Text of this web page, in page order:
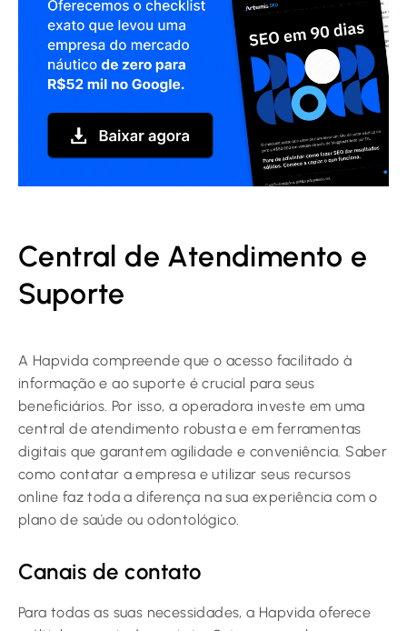
Central de Atendimento e
Suporte
A Hapvida compreende que o acesso facilitado à
informação e ao suporte é crucial para seus
beneficiários. Por isso, a operadora investe em uma
central de atendimento robusta e em ferramentas
digitais que garantem agilidade e conveniência. Saber
como contatar a empresa e utilizar seus recursos
online faz toda a diferença na sua experiência com o
plano de saúde ou odontológico.
Canais de contato
Para todas as suas necessidades, a Hapvida oferece